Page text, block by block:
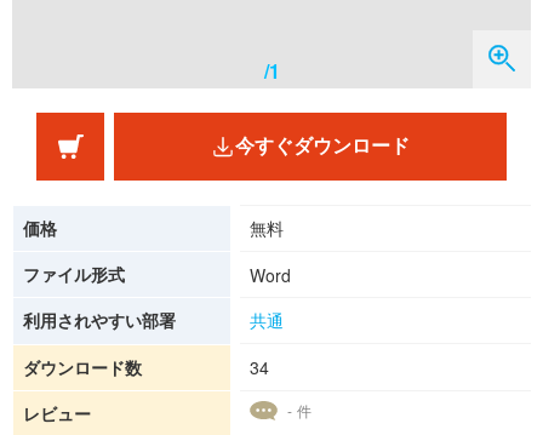
/1
今すぐダウンロード
価格
無料
ファイル形式
Word
利用されやすい部署
共通
ダウンロード数
34
レビュー
- 件